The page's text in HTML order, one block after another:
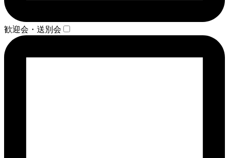
歓迎会・送別会